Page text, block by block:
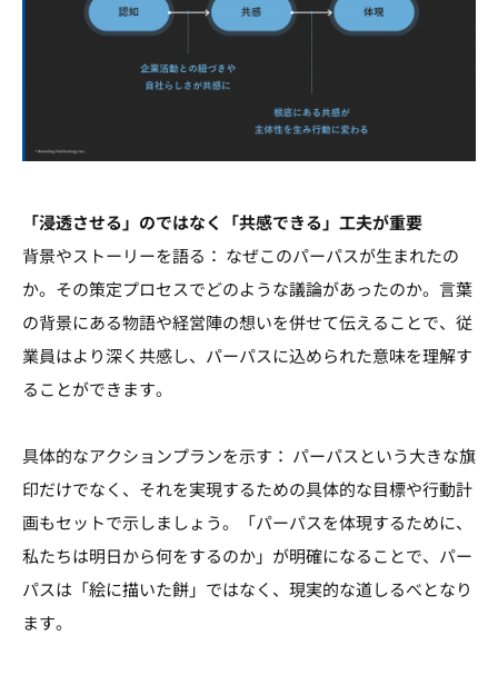
「浸透させる」のではなく「共感できる」工夫が重要
背景やストーリーを語る： なぜこのパーパスが生まれたの
か。その策定プロセスでどのような議論があったのか。言葉
の背景にある物語や経営陣の想いを併せて伝えることで、従
業員はより深く共感し、パーパスに込められた意味を理解す
ることができます。
具体的なアクションプランを示す： パーパスという大きな旗
印だけでなく、それを実現するための具体的な目標や行動計
画もセットで示しましょう。「パーパスを体現するために、
私たちは明日から何をするのか」が明確になることで、パー
パスは「絵に描いた餅」ではなく、現実的な道しるべとなり
ます。